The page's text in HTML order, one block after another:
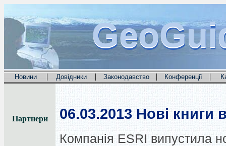
Новини | Довідники | Законодавство | Конференції |
Партнери 06.03.2013 Нові книги
Компанія ESRI випустила